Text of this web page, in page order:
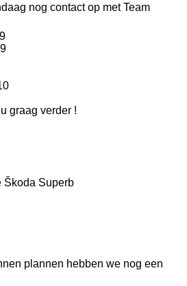
nog contact op met Team
graag verder !
Škoda Superb
plannen hebben we nog een